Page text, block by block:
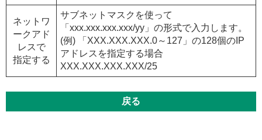
ネットワ
ークアド
レスで
指定する
サブネットマスクを使って
「xxx.xxx.xxx.xxx/yy」の形式で入力します。
(例) 「XXX.XXX.XXX.0～127」の128個のIP
アドレスを指定する場合
XXX.XXX.XXX.XXX/25
戻る